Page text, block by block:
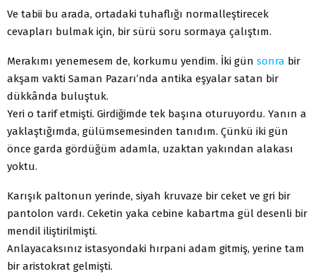
Ve tabii bu arada, ortadaki tuhaflığı normalleştirecek
cevapları bulmak için, bir sürü soru sormaya çalıştım.
Merakımı yenemesem de, korkumu yendim. İki gün sonra bir
akşam vakti Saman Pazarı’nda antika eşyalar satan bir
dükkânda buluştuk.
Yeri o tarif etmişti. Girdiğimde tek başına oturuyordu. Yanın a
yaklaştığımda, gülümsemesinden tanıdım. Çünkü iki gün
önce garda gördüğüm adamla, uzaktan yakından alakası
yoktu.
Karışık paltonun yerinde, siyah kruvaze bir ceket ve gri bir
pantolon vardı. Ceketin yaka cebine kabartma gül desenli bir
mendil iliştirilmişti.
Anlayacaksınız istasyondaki hırpani adam gitmiş, yerine tam
bir aristokrat gelmişti.